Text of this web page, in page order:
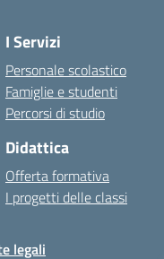
I Servizi
Personale scolastico
Famiglie e studenti
Percorsi di studio
Didattica
Offerta formativa
I progetti delle classi
legali